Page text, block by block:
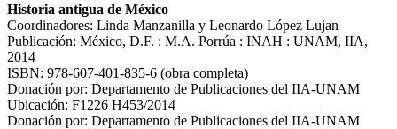
Historia antigua de México
Coordinadores: Linda Manzanilla y Leonardo López Lujan
Publicación: México, D.F. : M.A. Porrúa : INAH : UNAM, IIA,
2014
ISBN: 978-607-401-835-6 (obra completa)
Donación por: Departamento de Publicaciones del IIA-UNAM
Ubicación: F1226 H453/2014
Donación por: Departamento de Publicaciones del IIA-UNAM